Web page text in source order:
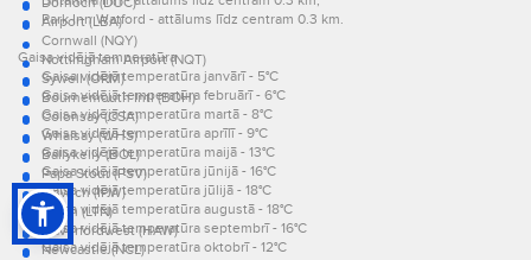
Airport (LBA)
Cornwall (NQY)
Nottimgham Airport (NQT)
Sywell (ORM)
Bournemouth Intl (BOH)
Colonsay (CSA)
Whalsay (WHS)
Ballykelly (BOL)
Papa Stour (PSV)
Ipswich (IPW)
Luton (LTN)
Haverfordwest (HAW)
Newcastle (NCL)
Park Inn Watford - attālums līdz centram 0.3 km.
Gaisa vidējā temperatūra
Gaisa vidējā temperatūra janvārī - 5°C
Gaisa vidējā temperatūra februārī - 6°C
Gaisa vidējā temperatūra martā - 8°C
Gaisa vidējā temperatūra aprīlī - 9°C
Gaisa vidējā temperatūra maijā - 13°C
Gaisa vidējā temperatūra jūnijā - 16°C
Gaisa vidējā temperatūra jūlijā - 18°C
Gaisa vidējā temperatūra augustā - 18°C
Gaisa vidējā temperatūra septembrī - 16°C
Gaisa vidējā temperatūra oktobrī - 12°C